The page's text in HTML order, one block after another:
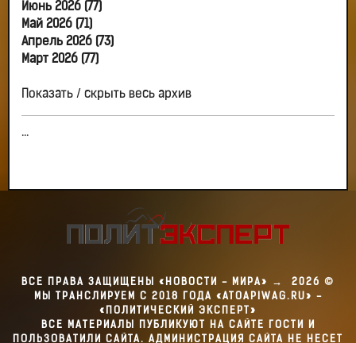
Июнь 2026 (77)
Май 2026 (71)
Апрель 2026 (73)
Март 2026 (77)
Показать / скрыть весь архив
...
ВСЕ ПРАВА ЗАЩИЩЕНЫ «НОВОСТИ - МИРА» → 2026 ©
МЫ ТРАНСЛИРУЕМ С 2018 ГОДА «ATOAPIWAG.RU» -
«ПОЛИТИЧЕСКИЙ ЭКСПЕРТ»
ВСЕ МАТЕРИАЛЫ ПУБЛИКУЮТ НА САЙТЕ ГОСТИ И
ПОЛЬЗОВАТИЛИ САЙТА. АДМИНИСТРАЦИЯ САЙТА НЕ НЕСЕТ